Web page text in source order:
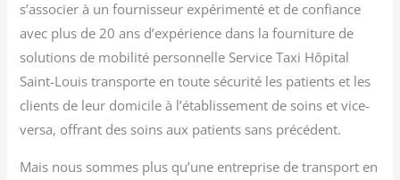
s’associer à un fournisseur expérimenté et de confiance
avec plus de 20 ans d’expérience dans la fourniture de
solutions de mobilité personnelle Service Taxi Hôpital
Saint-Louis transporte en toute sécurité les patients et les
clients de leur domicile à l’établissement de soins et vice-
versa, offrant des soins aux patients sans précédent.
Mais nous sommes plus qu’une entreprise de transport en